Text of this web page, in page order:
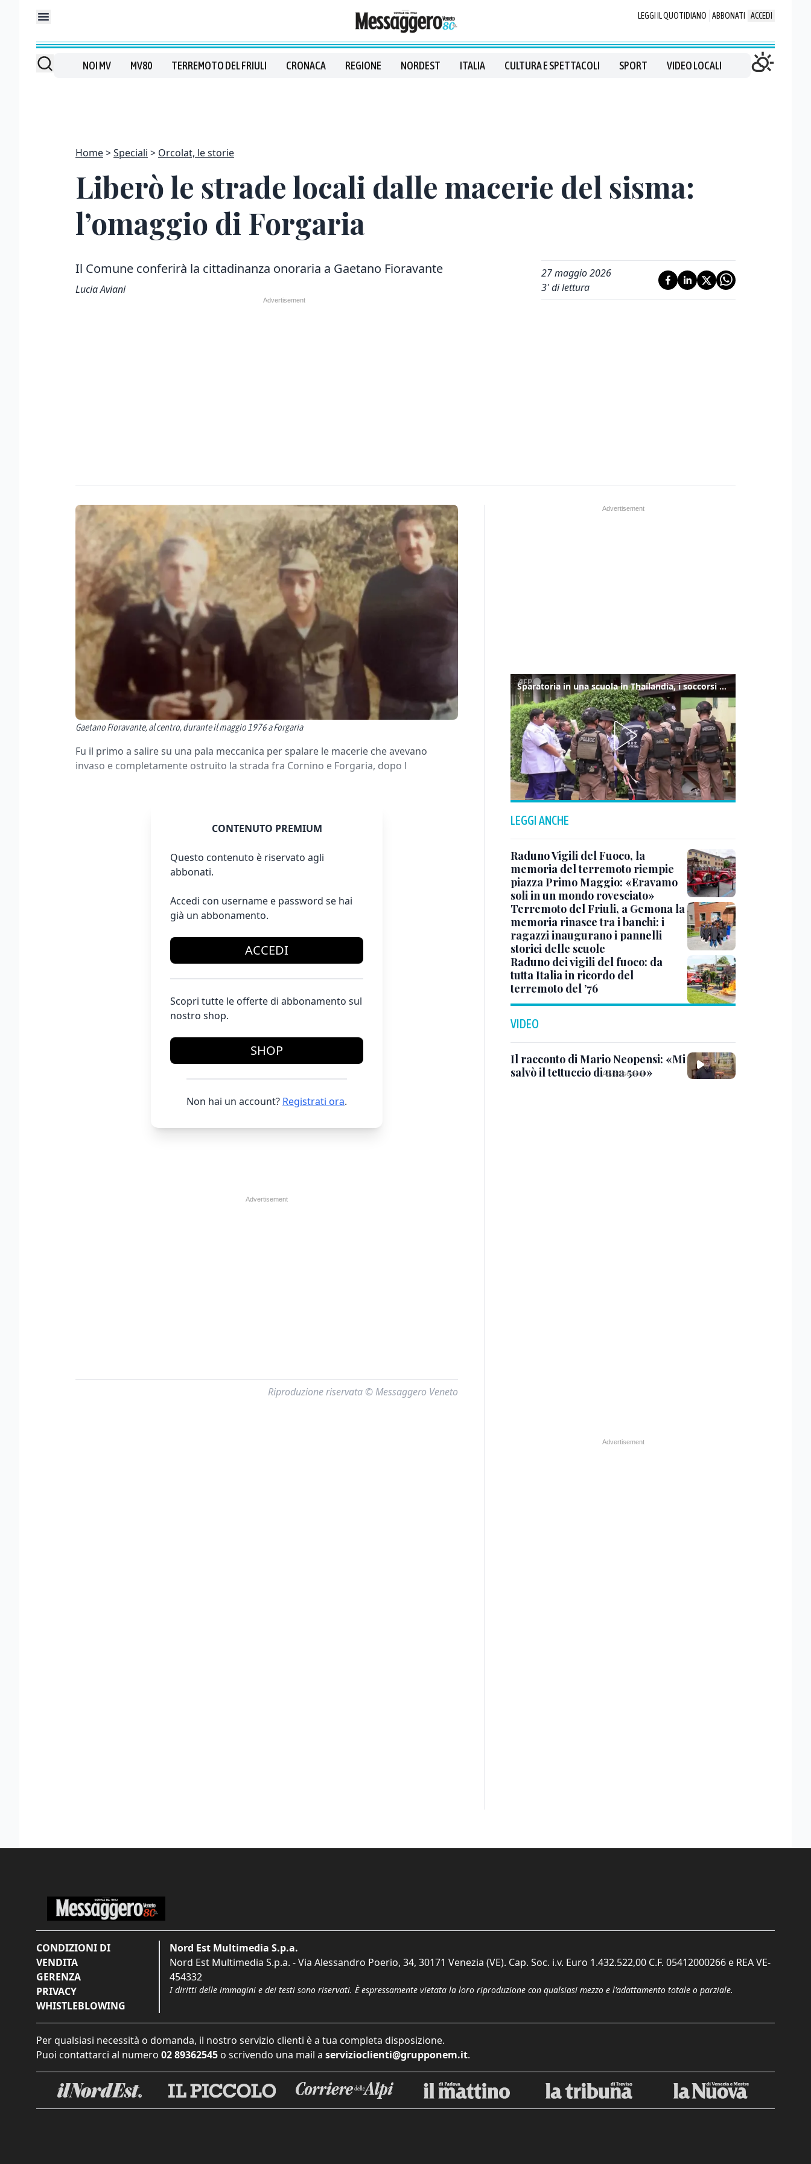
LEGGI IL QUOTIDIANO ABBONATI ACCEDI
NOI MV MV80 TERREMOTO DEL FRIULI CRONACA REGIONE NORDEST ITALIA CULTURA E SPETTACOLI SPORT VIDEO LOCALI
Home Speciali Orcolat, le storie
Liberò le strade locali dalle macerie del sisma:
l’omaggio di Forgaria
Il Comune conferirà la cittadinanza onoraria a Gaetano Fioravante
Lucia Aviani
27 maggio 2026
3' di lettura
Gaetano Fioravante, al centro, durante il maggio 1976 a Forgaria
Fu il primo a salire su una pala meccanica per spalare le macerie che avevano
invaso e completamente ostruito la strada fra Cornino e Forgaria, dopo l
CONTENUTO PREMIUM
Questo contenuto è riservato agli
abbonati.
Accedi con username e password se hai
già un abbonamento.
ACCEDI
Scopri tutte le offerte di abbonamento sul
nostro shop.
SHOP
Non hai un account? Registrati ora.
Riproduzione riservata © Messaggero Veneto
Sparatoria in una scuola in Thailandia, i soccorsi sul posto
LEGGI ANCHE
Raduno Vigili del Fuoco, la
memoria del terremoto riempie
piazza Primo Maggio: «Eravamo
soli in un mondo rovesciato»
Terremoto del Friuli, a Gemona la
memoria rinasce tra i banchi: i
ragazzi inaugurano i pannelli
storici delle scuole
Raduno dei vigili del fuoco: da
tutta Italia in ricordo del
terremoto del ’76
VIDEO
Il racconto di Mario Neopensi: «Mi
salvò il tettuccio di una 500»
CONDIZIONI DI
VENDITA
GERENZA
PRIVACY
WHISTLEBLOWING
Nord Est Multimedia S.p.a.
Nord Est Multimedia S.p.a. - Via Alessandro Poerio, 34, 30171 Venezia (VE). Cap. Soc. i.v. Euro 1.432.522,00 C.F. 05412000266 e REA VE-
454332
I diritti delle immagini e dei testi sono riservati. È espressamente vietata la loro riproduzione con qualsiasi mezzo e l'adattamento totale o parziale.
Per qualsiasi necessità o domanda, il nostro servizio clienti è a tua completa disposizione.
Puoi contattarci al numero 02 89362545 o scrivendo una mail a servizioclienti@grupponem.it.